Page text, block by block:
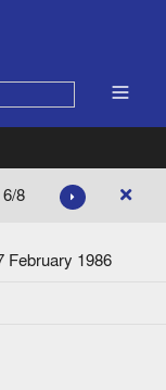
6/8
February 1986